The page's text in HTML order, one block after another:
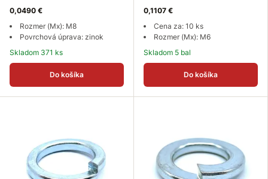
0,0490 €
Rozmer (Mx): M8
Povrchová úprava: zinok
Skladom 371 ks
Do košíka
0,1107 €
Cena za: 10 ks
Rozmer (Mx): M6
Skladom 5 bal
Do košíka